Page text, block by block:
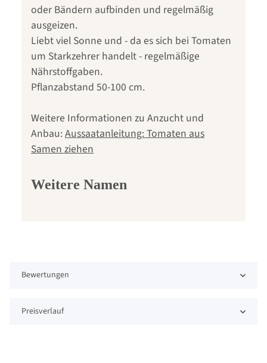
oder Bändern aufbinden und regelmäßig
ausgeizen.
Liebt viel Sonne und - da es sich bei Tomaten
um Starkzehrer handelt - regelmäßige
Nährstoffgaben.
Pflanzabstand 50-100 cm.
Weitere Informationen zu Anzucht und
Anbau: Aussaatanleitung: Tomaten aus
Samen ziehen
Weitere Namen
Bewertungen
Preisverlauf